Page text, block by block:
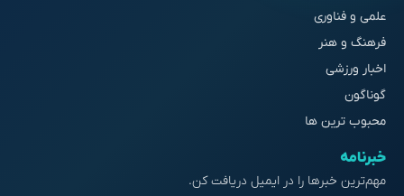
علمی و فناوری
فرهنگ و هنر
اخبار ورزشی
گوناگون
محبوب ترین ها
خبرنامه
مهم‌ترین خبرها را در ایمیل دریافت کن.